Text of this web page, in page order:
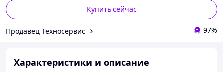
Купить сейчас
Продавец Техносервис 97%
Характеристики и описание